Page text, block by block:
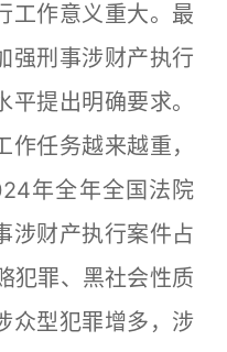
工作意义重大。最
强刑事涉财产执行
提出明确要求。
任务越来越重，
年全年全国法院
涉财产执行案件占
犯罪、黑社会性质
众型犯罪增多，涉